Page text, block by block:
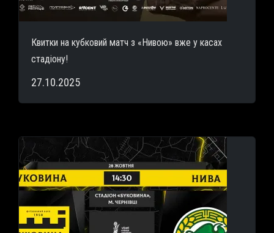
Квитки на кубковий матч з «Нивою» вже у касах
стадіону!
27.10.2025